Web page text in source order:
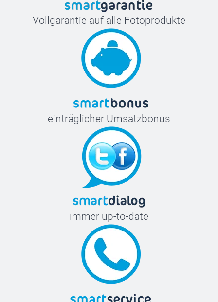
Vollgarantie auf alle Fotoprodukte
einträglicher Umsatzbonus
immer up-to-date